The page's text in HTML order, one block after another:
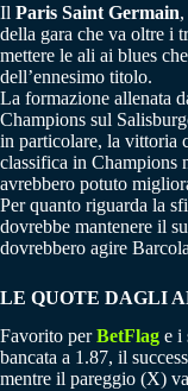
Il Paris Saint Germain
della gara che va oltre i
mettere le ali ai blues
dell’ennesimo titolo.
La formazione allenata
Champions sul
in particolare, la vittoria
classifica in Champions
avrebbero potuto
Per quanto riguarda la
dovrebbe mantenere il
dovrebbero agire
LE QUOTE DAGLI
Favorito perBetFlag e i
bancata a 1.87, il
mentre il pareggio (X)